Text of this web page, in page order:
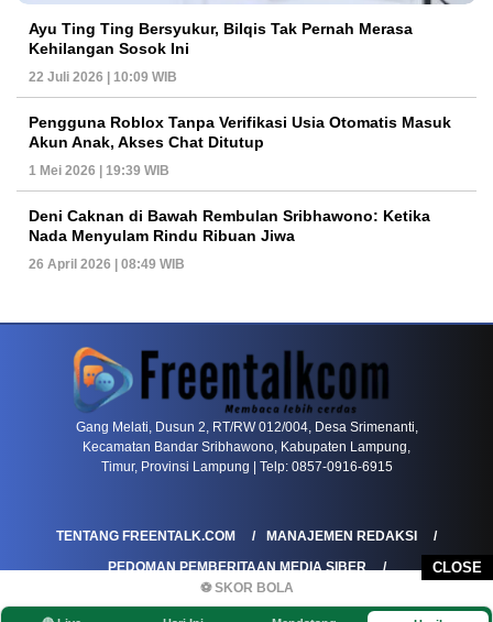
CLOSE
⚽ SKOR BOLA
Ayu Ting Ting Bersyukur, Bilqis Tak Pernah Merasa
Kehilangan Sosok Ini
22 Juli 2026 | 10:09 WIB
Pengguna Roblox Tanpa Verifikasi Usia Otomatis Masuk
Akun Anak, Akses Chat Ditutup
1 Mei 2026 | 19:39 WIB
Deni Caknan di Bawah Rembulan Sribhawono: Ketika
Nada Menyulam Rindu Ribuan Jiwa
26 April 2026 | 08:49 WIB
Gang Melati, Dusun 2, RT/RW 012/004, Desa Srimenanti,
Kecamatan Bandar Sribhawono, Kabupaten Lampung,
Timur, Provinsi Lampung | Telp: 0857-0916-6915
TENTANG FREENTALK.COM
MANAJEMEN REDAKSI
PEDOMAN PEMBERITAAN MEDIA SIBER
PEDOMAN PEMBERITAAN RAMAH ANAK